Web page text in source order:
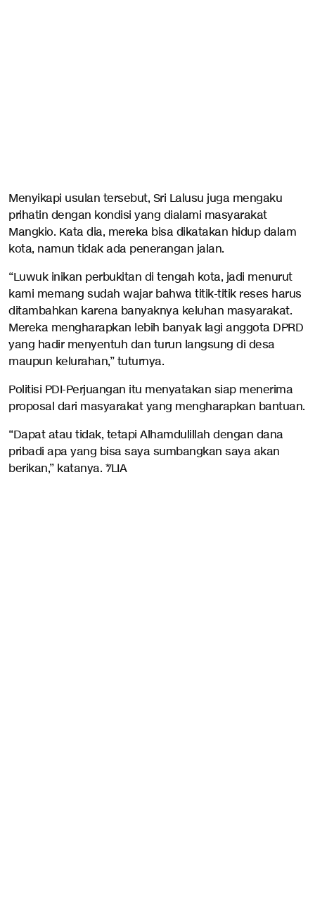
Menyikapi usulan tersebut, Sri Lalusu juga mengaku
prihatin dengan kondisi yang dialami masyarakat
Mangkio. Kata dia, mereka bisa dikatakan hidup dalam
kota, namun tidak ada penerangan jalan.
“Luwuk inikan perbukitan di tengah kota, jadi menurut
kami memang sudah wajar bahwa titik-titik reses harus
ditambahkan karena banyaknya keluhan masyarakat.
Mereka mengharapkan lebih banyak lagi anggota DPRD
yang hadir menyentuh dan turun langsung di desa
maupun kelurahan,” tuturnya.
Politisi PDI-Perjuangan itu menyatakan siap menerima
proposal dari masyarakat yang mengharapkan bantuan.
“Dapat atau tidak, tetapi Alhamdulillah dengan dana
pribadi apa yang bisa saya sumbangkan saya akan
berikan,” katanya. */LIA